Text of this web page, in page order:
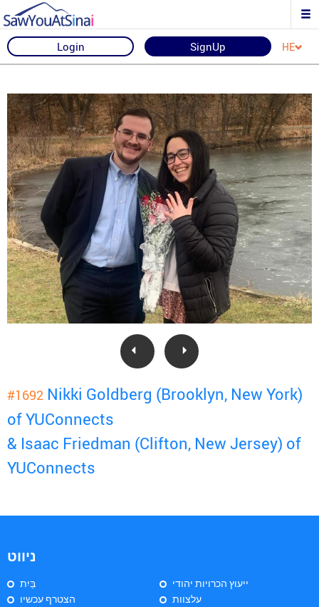
Login SignUp HE
#1692 Nikki Goldberg (Brooklyn, New York)
of YUConnects
& Isaac Friedman (Clifton, New Jersey) of
YUConnects
ניווט
בַּיִת
הצטרף עכשיו
ייעוץ הכרויות יהודי
עלצוות